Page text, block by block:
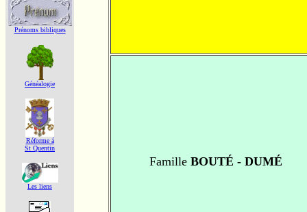
Prénoms bibliques
Généalogie
Réforme á
St Quentin
Les liens
FamilleBOUTÉ - DUMÉ